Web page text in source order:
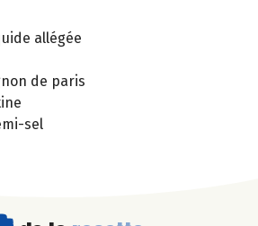
allégée
de paris
sel